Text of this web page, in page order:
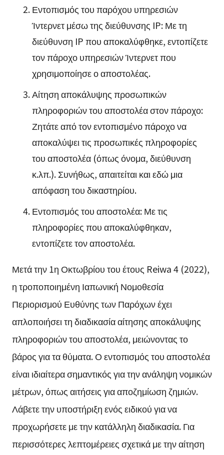
Εντοπισμός του παρόχου υπηρεσιών
Ίντερνετ μέσω της διεύθυνσης IP: Με τη
διεύθυνση IP που αποκαλύφθηκε, εντοπίζετε
τον πάροχο υπηρεσιών Ίντερνετ που
χρησιμοποίησε ο αποστολέας.
Αίτηση αποκάλυψης προσωπικών
πληροφοριών του αποστολέα στον πάροχο:
Ζητάτε από τον εντοπισμένο πάροχο να
αποκαλύψει τις προσωπικές πληροφορίες
του αποστολέα (όπως όνομα, διεύθυνση
κ.λπ.). Συνήθως, απαιτείται και εδώ μια
απόφαση του δικαστηρίου.
Εντοπισμός του αποστολέα: Με τις
πληροφορίες που αποκαλύφθηκαν,
εντοπίζετε τον αποστολέα.
Μετά την 1η Οκτωβρίου του έτους Reiwa 4 (2022),
η τροποποιημένη Ιαπωνική Νομοθεσία
Περιορισμού Ευθύνης των Παρόχων έχει
απλοποιήσει τη διαδικασία αίτησης αποκάλυψης
πληροφοριών του αποστολέα, μειώνοντας το
βάρος για τα θύματα. Ο εντοπισμός του αποστολέα
είναι ιδιαίτερα σημαντικός για την ανάληψη νομικών
μέτρων, όπως αιτήσεις για αποζημίωση ζημιών.
Λάβετε την υποστήριξη ενός ειδικού για να
προχωρήσετε με την κατάλληλη διαδικασία. Για
περισσότερες λεπτομέρειες σχετικά με την αίτηση